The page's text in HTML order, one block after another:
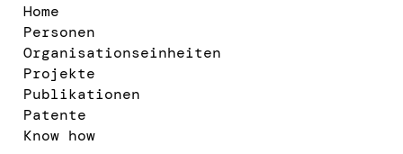
Home
Personen
Organisationseinheiten
Projekte
Publikationen
Patente
Know how